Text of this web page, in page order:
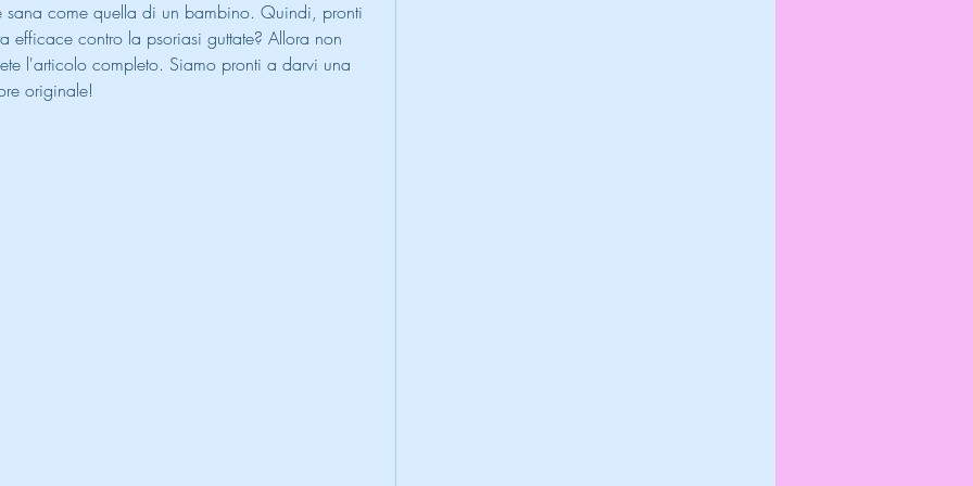
sana come quella di un bambino. Quindi, pronti
efficace contro la psoriasi guttate? Allora non
l'articolo completo. Siamo pronti a darvi una
originale!